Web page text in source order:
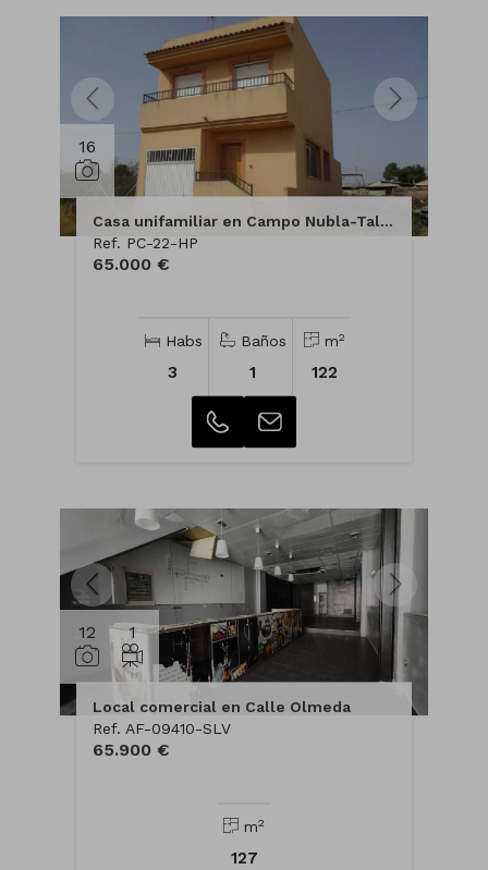
16
Casa unifamiliar en Campo Nubla-Tallante
Ref. PC-22-HP
65.000 €
Habs
3
Baños
1
m2
122
12 1
Local comercial en Calle Olmeda
Ref. AF-09410-SLV
65.900 €
m2
127